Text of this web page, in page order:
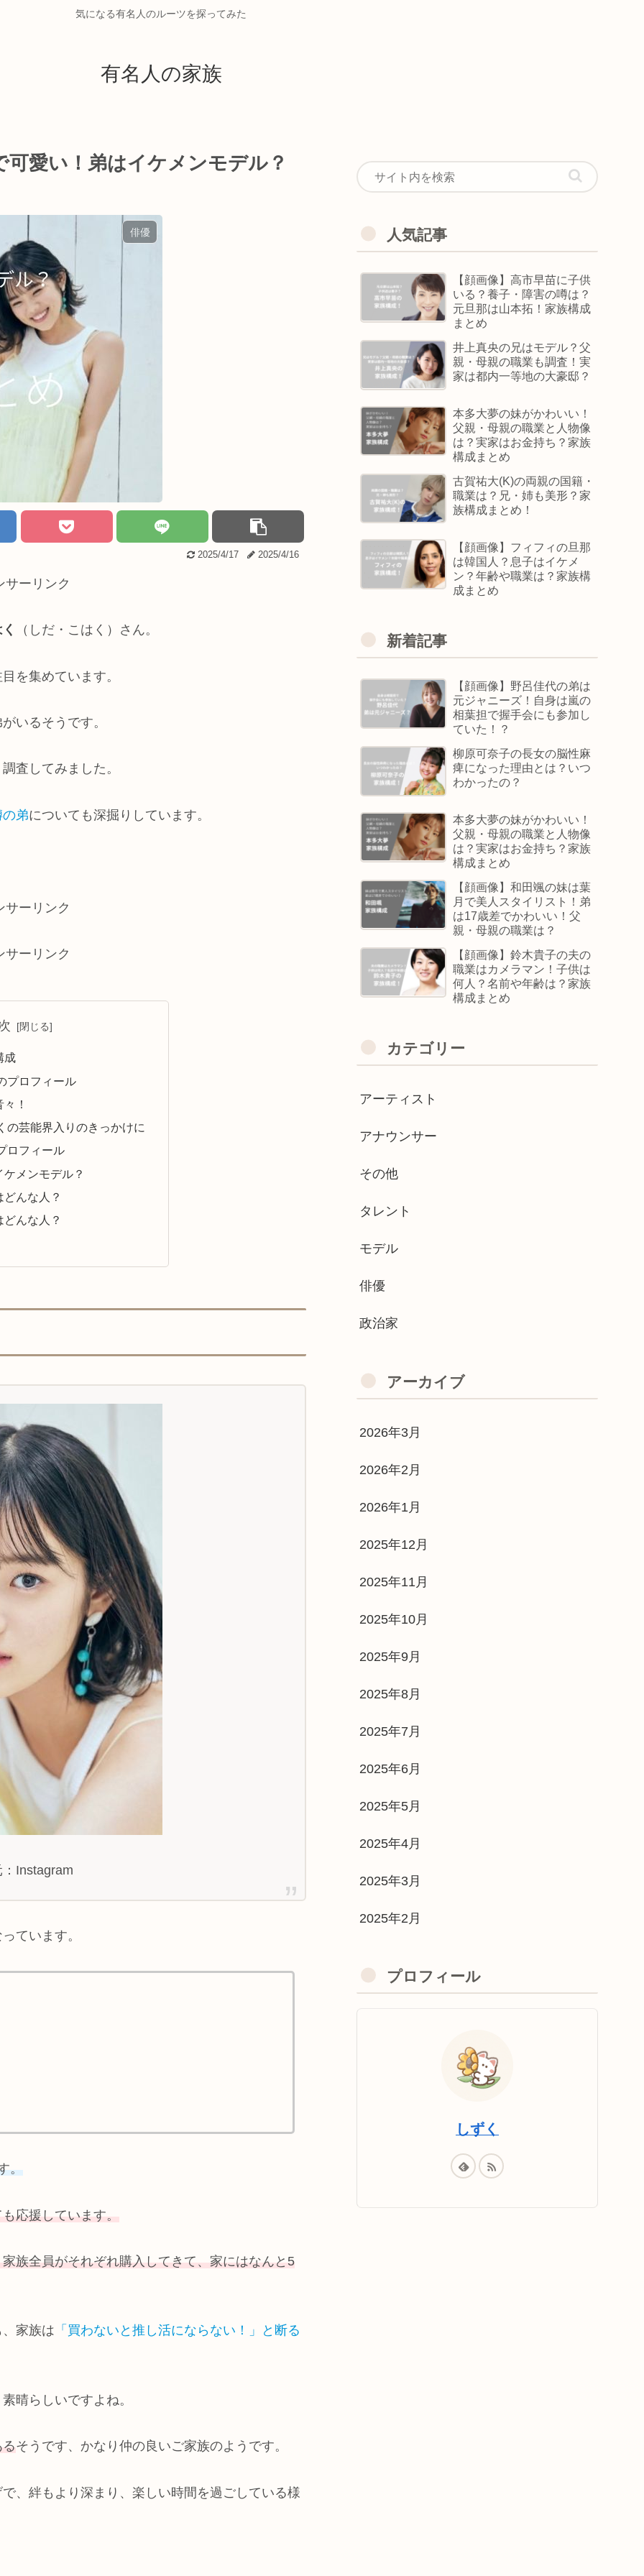
気になる有名人のルーツを探ってみた
有名人の家族
愛い！弟はイケメンモデル？
俳優
2025/4/17 2025/4/16
サーリンク
（しだ・こはく）さん。
を集めています。
いるそうです。
査してみました。
弟についても深掘りしています。
サーリンク
サーリンク
成
プロフィール
！
の芸能界入りのきっかけに
ロフィール
メンモデル？
んな人？
んな人？
Instagram
ています。
。
応援しています。
族全員がそれぞれ購入してきて、家にはなんと5
家族は 「買わないと推し活にならない！」と断る
晴らしいですよね。
るそうです、かなり仲の良いご家族のようです。
、絆もより深まり、楽しい時間を過ごしている様
人気記事
【顔画像】高市早苗に子供
いる？養子・障害の噂は？
元旦那は山本拓！家族構成
まとめ
井上真央の兄はモデル？父
親・母親の職業も調査！実
家は都内一等地の大豪邸？
本多大夢の妹がかわいい！
父親・母親の職業と人物像
は？実家はお金持ち？家族
構成まとめ
古賀祐大(K)の両親の国籍・
職業は？兄・姉も美形？家
族構成まとめ！
【顔画像】フィフィの旦那
は韓国人？息子はイケメ
ン？年齢や職業は？家族構
成まとめ
新着記事
【顔画像】野呂佳代の弟は
元ジャニーズ！自身は嵐の
相葉担で握手会にも参加し
ていた！？
柳原可奈子の長女の脳性麻
痺になった理由とは？いつ
わかったの？
本多大夢の妹がかわいい！
父親・母親の職業と人物像
は？実家はお金持ち？家族
構成まとめ
【顔画像】和田颯の妹は葉
月で美人スタイリスト！弟
は17歳差でかわいい！父
親・母親の職業は？
【顔画像】鈴木貴子の夫の
職業はカメラマン！子供は
何人？名前や年齢は？家族
構成まとめ
カテゴリー
アーティスト
アナウンサー
その他
タレント
モデル
俳優
政治家
アーカイブ
2026年3月
2026年2月
2026年1月
2025年12月
2025年11月
2025年10月
2025年9月
2025年8月
2025年7月
2025年6月
2025年5月
2025年4月
2025年3月
2025年2月
プロフィール
しずく